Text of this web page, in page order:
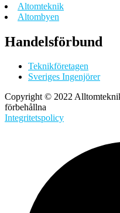
Altomteknik
Altombyen
Handelsförbund
Teknikföretagen
Sveriges Ingenjörer
Copyright © 2022
förbehållna
Integritetspolicy